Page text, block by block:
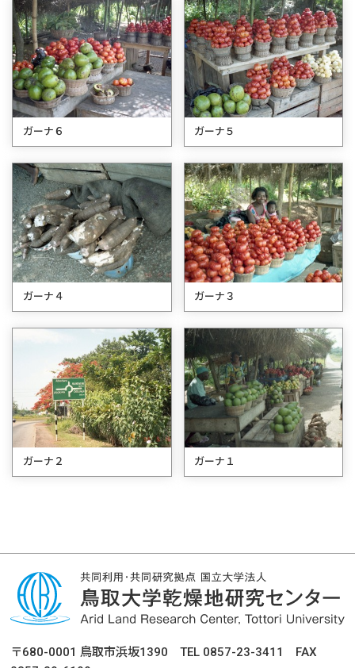
ガーナ６ ガーナ５
ガーナ４ ガーナ３
ガーナ２ ガーナ１
〒680-0001 鳥取市浜坂1390 TEL 0857-23-3411 FAX